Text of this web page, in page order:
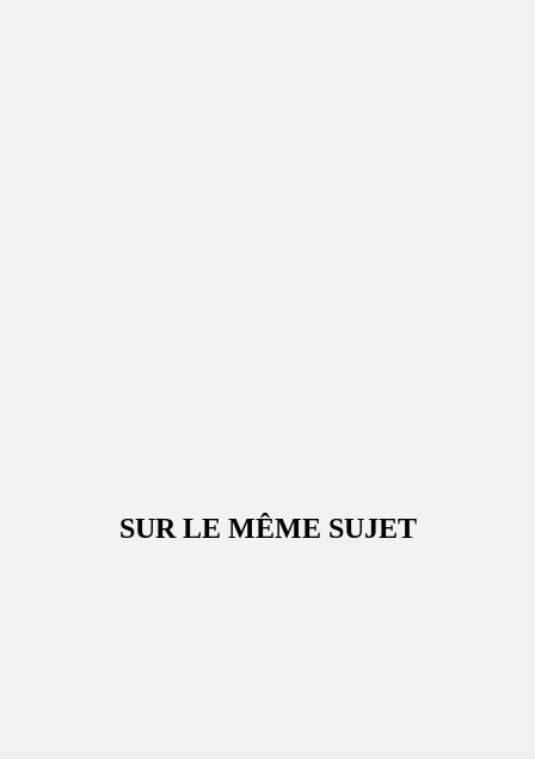
SUR LE MÊME SUJET